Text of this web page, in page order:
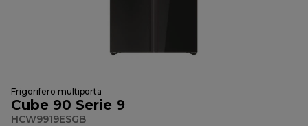
Frigorifero multiporta
Cube 90 Serie 9
HCW9919ESGB